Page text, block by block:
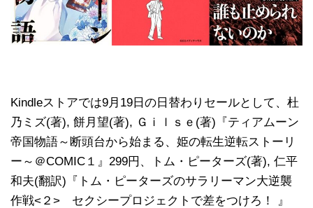
Kindleストアでは9月19日の日替わりセールとして、杜
乃ミズ(著), 餅月望(著), Ｇｉｌｓｅ(著)『ティアムーン
帝国物語～断頭台から始まる、姫の転生逆転ストーリ
ー～＠COMIC１』299円、トム・ピーターズ(著), 仁平
和夫(翻訳)『トム・ピーターズのサラリーマン大逆襲
作戦<２> セクシープロジェクトで差をつけろ！ 』